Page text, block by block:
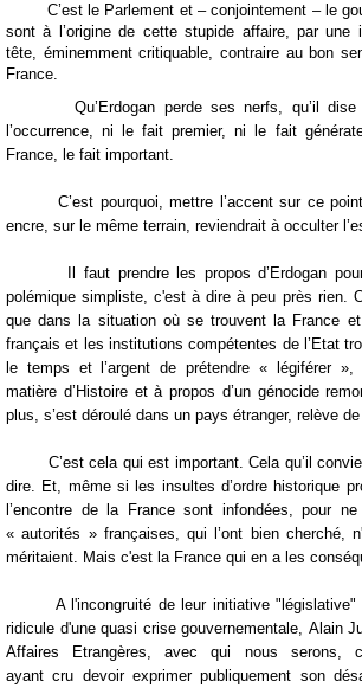
C’est le Parlement et – conjointement – le
sont à l’origine de cette stupide affaire, par une
tête, éminemment critiquable, contraire au bon
France.
Qu’Erdogan perde ses nerfs, qu’il dise
l’occurrence, ni le fait premier, ni le fait
France, le fait important.
C’est pourquoi, mettre l’accent sur ce
encre, sur le même terrain, reviendrait à occulter
Il faut prendre les propos d’Erdogan
polémique simpliste, c'est à dire à peu près rien.
que dans la situation où se trouvent la France et
français et les institutions compétentes de l’Etat
le temps et l’argent de prétendre « légiférer »,
matière d’Histoire et à propos d’un génocide
plus, s’est déroulé dans un pays étranger, relève
C’est cela qui est important. Cela qu’il
dire. Et, même si les insultes d’ordre historique
l’encontre de la France sont infondées, pour
« autorités » françaises, qui l’ont bien cherché,
méritaient. Mais c'est la France qui en a les
A l'incongruité de leur initiative "législative"
ridicule d'une quasi crise gouvernementale, Alain
Affaires Etrangères, avec qui nous serons,
ayant cru devoir exprimer publiquement son